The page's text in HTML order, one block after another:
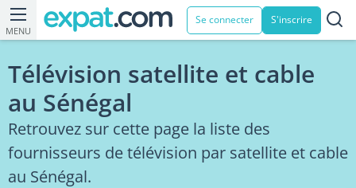
MENU
Se connecter S'inscrire
Télévision satellite et cable
au Sénégal
Retrouvez sur cette page la liste des
fournisseurs de télévision par satellite et cable
au Sénégal.